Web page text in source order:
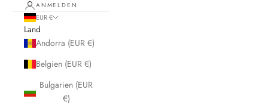
ANMELDEN
EUR €
Land
Andorra (EUR €)
Belgien (EUR €)
Bulgarien (EUR
€)